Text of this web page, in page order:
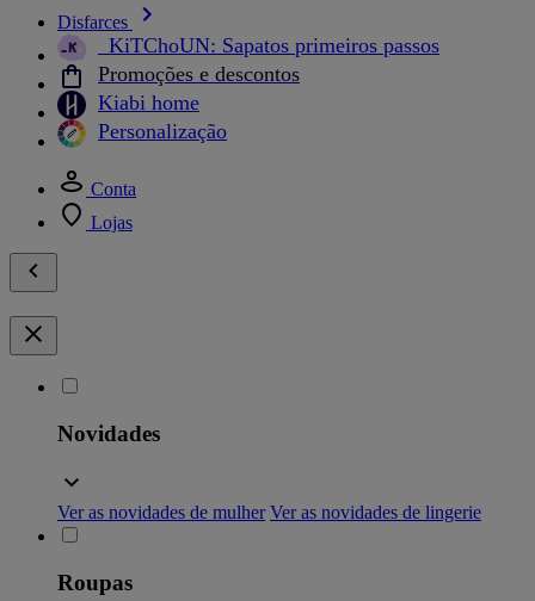
Disfarces
_KiTChoUN: Sapatos primeiros passos
Promoções e descontos
Kiabi home
Personalização
Conta
Lojas
Novidades
Ver as novidades de mulher Ver as novidades de lingerie
Roupas